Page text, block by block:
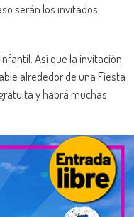
serán los invitados
Así que la invitación
alrededor de una Fiesta
y habrá muchas